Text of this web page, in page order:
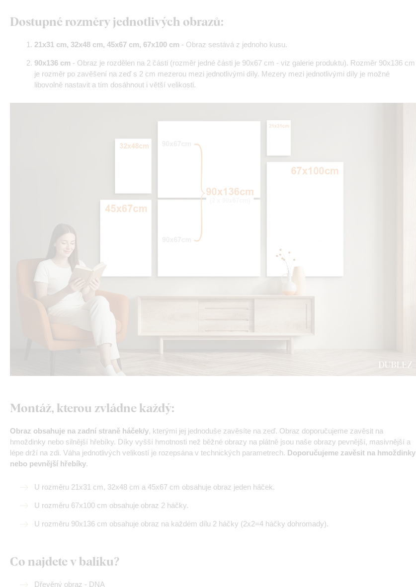
Dostupné rozměry jednotlivých obrazů:
21x31 cm, 32x48 cm, 45x67 cm, 67x100 cm - Obraz sestává z jednoho kusu.
90x136 cm - Obraz je rozdělen na 2 části (rozměr jedné části je 90x67 cm - viz galerie produktu). Rozměr 90x136 cm
je rozměr po zavěšení na zeď s 2 cm mezerou mezi jednotlivými díly. Mezery mezi jednotlivými díly je možné
libovolně nastavit a tím dosáhnout i větší velikosti.
Montáž, kterou zvládne každý:
Obraz obsahuje na zadní straně háček/y, kterými jej jednoduše zavěsíte na zeď. Obraz doporučujeme zavěsit na
hmoždinky nebo silnější hřebíky. Díky vyšší hmotnosti než běžné obrazy na plátně jsou naše obrazy pevnější, masivnější a
lépe drží na zdi. Váha jednotlivých velikostí je rozepsána v technických parametrech. Doporučujeme zavěsit na hmoždinky
nebo pevnější hřebíky.
U rozměru 21x31 cm, 32x48 cm a 45x67 cm obsahuje obraz jeden háček.
U rozměru 67x100 cm obsahuje obraz 2 háčky.
U rozměru 90x136 cm obsahuje obraz na každém dílu 2 háčky (2x2=4 háčky dohromady).
Co najdete v balíku?
Dřevěný obraz - DNA